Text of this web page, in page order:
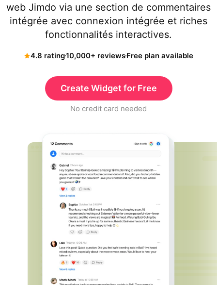
web Jimdo via une section de commentaires
intégrée avec connexion intégrée et riches
fonctionnalités interactives.
4.8 rating10,000+ reviewsFree plan available
Create Widget for Free
No credit card needed